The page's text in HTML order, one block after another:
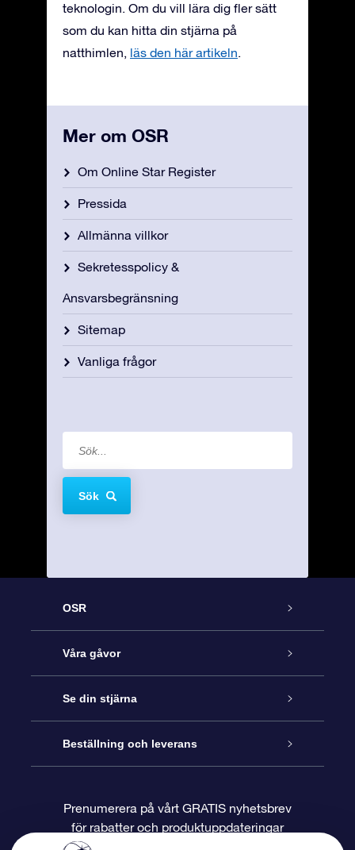
teknologin. Om du vill lära dig fler sätt
som du kan hitta din stjärna på
natthimlen, läs den här artikeln.
Mer om OSR
Om Online Star Register
Pressida
Allmänna villkor
Sekretesspolicy &
Ansvarsbegränsning
Sitemap
Vanliga frågor
Sök
OSR
Kundtjänst
Kontakta oss
Blogg
Recensioner
Våra gåvor
Online-Stjärngåva
OSR Gåvopaket
OSR Presentkort
Se din stjärna
Stjärnregiste
Personlig Stjärnsida
Beställning och leverans
Betalningsinformation
Prenumerera på vårt GRATIS nyhetsbrev
för rabatter och produktuppdateringar